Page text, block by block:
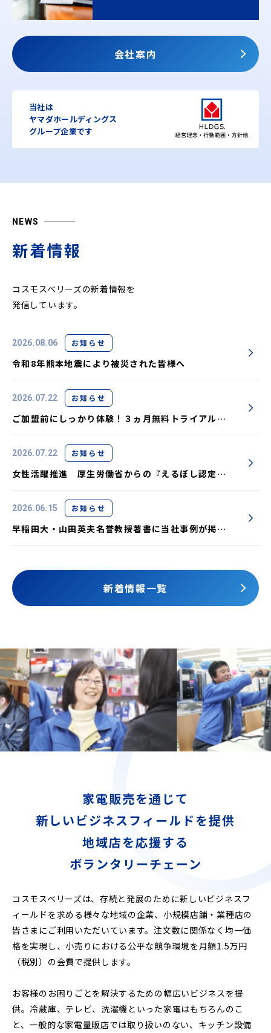
会社案内
当社は
ヤマダホールディングス
グループ企業です
NEWS
新着情報
コスモスベリーズの新着情報を
発信しています。
2026.08.06 お知らせ
令和8年熊本地震により被災された皆様へ
2026.07.22 お知らせ
ご加盟前にしっかり体験！３ヵ月無料トライアル実
施中です
2026.07.22 お知らせ
女性活躍推進 厚生労働省からの『えるぼし認定』
取得しました
2026.06.15 お知らせ
早稲田大・山田英夫名誉教授著書に当社事例が掲載
されました
新着情報一覧
家電販売を通じて
新しいビジネスフィールドを提供
地域店を応援する
ボランタリーチェーン
コスモスベリーズは、存続と発展のために新しいビジネスフ
ィールドを求める様々な地域の企業、小規模店舗・業種店の
皆さまにご利用いただいています。注文数に関係なく均一価
格を実現し、小売りにおける公平な競争環境を月額1.5万円
（税別）の会費で提供します。
お客様のお困りごとを解決するための幅広いビジネスを提
供。冷蔵庫、テレビ、洗濯機といった家電はもちろんのこ
と、一般的な家電量販店では取り扱いのない、キッチン設備